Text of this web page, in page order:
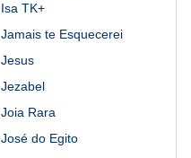
Isa TK+
Jamais te Esquecerei
Jesus
Jezabel
Joia Rara
José do Egito